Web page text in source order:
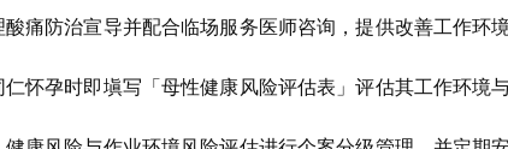
痛防治宣导并配合临场服务医师咨询，提供改善工作环
怀孕时即塡写「母性健康风险评估表」评估其工作环境